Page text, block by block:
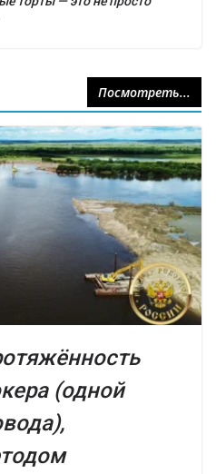
Посмотреть...
(одной